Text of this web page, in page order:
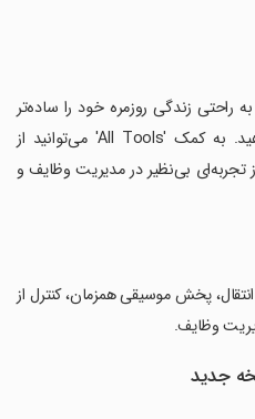
راحتی زندگی روزمره خود را ساده‌تر
کرده و کارهای بیشتری را انجام دهید. به کمک 'All Tools' می‌توانید از
تجربه‌ای بی‌نظیر در مدیریت وظایف و
انتقال، پخش موسیقی همزمان، کنترل از
وظایف.